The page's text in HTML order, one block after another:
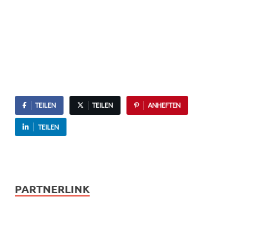
TEILEN TEILEN ANHEFTEN
TEILEN
PARTNERLINK